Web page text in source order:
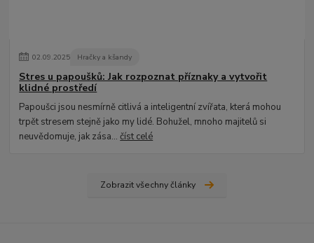
02.09.2025 Hračky a kšandy
Stres u papoušků: Jak rozpoznat příznaky a vytvořit
klidné prostředí
Papoušci jsou nesmírně citlivá a inteligentní zvířata, která mohou
trpět stresem stejně jako my lidé. Bohužel, mnoho majitelů si
neuvědomuje, jak zása...číst celé
Zobrazit všechny články